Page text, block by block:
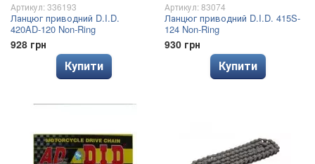
Артикул: 336193
Ланцюг приводний D.I.D.
420AD-120 Non-Ring
928 грн
Купити
Артикул: 83074
Ланцюг приводний D.I.D. 415S-
124 Non-Ring
930 грн
Купити